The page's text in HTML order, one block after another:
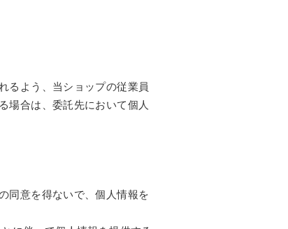
るよう、当ショップの従業員
場合は、委託先において個人
同意を得ないで、個人情報を